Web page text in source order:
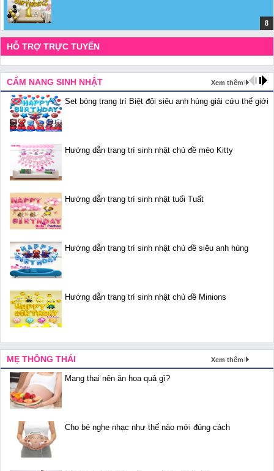
HỖ TRỢ TRỰC TUYẾN
CẨM NANG SINH NHẬT Xem thêm
Set bóng trang trí Biệt đội siêu anh hùng giải cứu thế giới
Hướng dẫn trang trí sinh nhật chủ đề mèo Kitty
Hướng dẫn trang trí sinh nhật tuổi Tuất
Hướng dẫn trang trí sinh nhật chủ đề siêu anh hùng
Hướng dẫn trang trí sinh nhật chủ đề Minions
MẸ THÔNG THÁI Xem thêm
Mang thai nên ăn hoa quả gì?
Cho bé nghe nhạc như thế nào mới đúng cách